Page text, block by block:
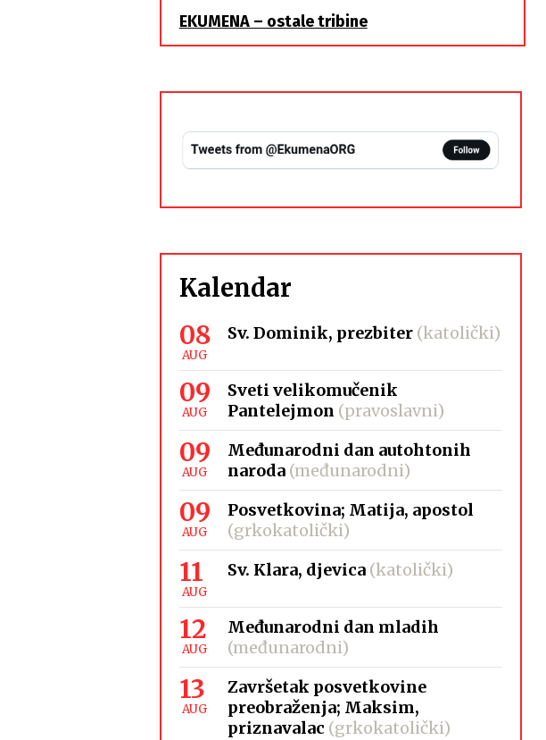
EKUMENA – ostale tribine
Kalendar
08
AUG
Sv. Dominik, prezbiter (katolički)
09
AUG
Sveti velikomučenik
Pantelejmon (pravoslavni)
09
AUG
Međunarodni dan autohtonih
naroda (međunarodni)
09
AUG
Posvetkovina; Matija, apostol
(grkokatolički)
11
AUG
Sv. Klara, djevica (katolički)
12
AUG
Međunarodni dan mladih
(međunarodni)
13
AUG
Završetak posvetkovine
preobraženja; Maksim,
priznavalac (grkokatolički)